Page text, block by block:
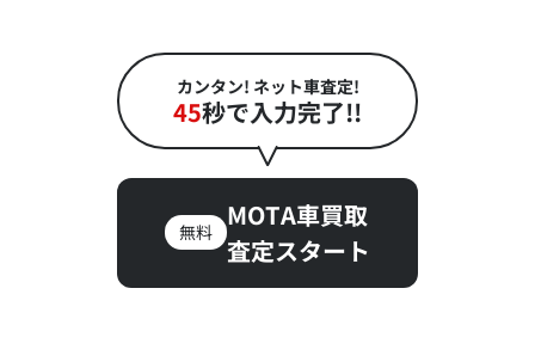
カンタン! ネット車査定!
45秒で入力完了!!
無料
MOTA車買取
査定スタート